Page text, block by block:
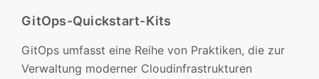
GitOps-Quickstart-Kits
GitOps umfasst eine Reihe von Praktiken, die zur
Verwaltung moderner Cloudinfrastrukturen